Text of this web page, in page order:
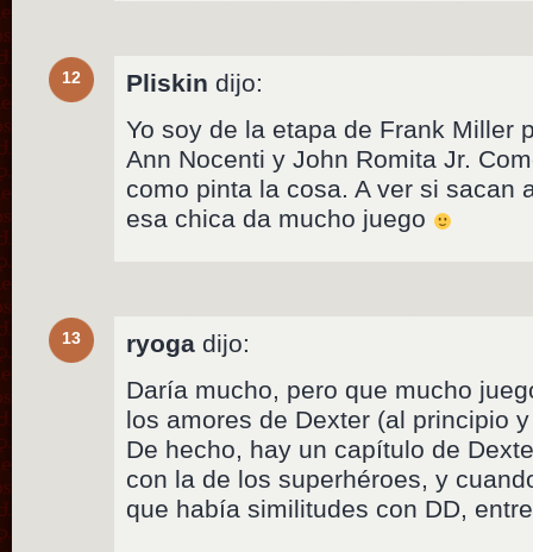
12 Pliskin dijo:
Yo soy de la etapa de Frank Miller
Ann Nocenti y John Romita Jr.
como pinta la cosa. A ver si sacan
esa chica da mucho juego
13 ryoga dijo:
Daría mucho, pero que mucho
los amores de Dexter (al principio
De hecho, hay un capítulo de
con la de los superhéroes, y
que había similitudes con DD,